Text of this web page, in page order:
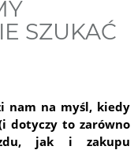
SZUKAĆ
nam na myśl, kiedy
dotyczy to zarówno
jak i zakupu